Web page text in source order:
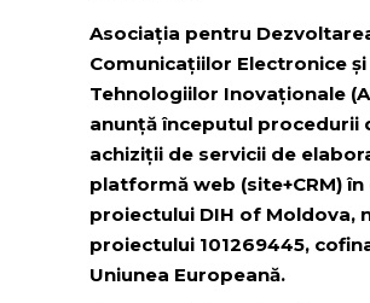
Asociația pentru
Comunicațiilor Electronice și
Tehnologiilor Inovaționale
anunță începutul procedurii
achiziții de servicii de
platformă web (site+CRM)
proiectului DIH of Moldova,
proiectului 101269445,
Uniunea Europeană.